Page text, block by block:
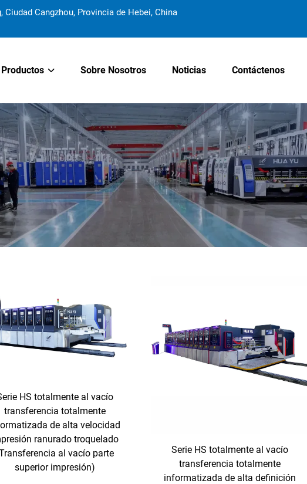
Cangzhou, Provincia de Hebei, China
Productos Sobre Nosotros Noticias Contáctenos
HS totalmente al vacío
transferencia totalmente
de alta velocidad
ranurado troquelado
al vacío parte
superior impresión)
Serie HS totalmente al vacío
transferencia totalmente
informatizada de alta definición